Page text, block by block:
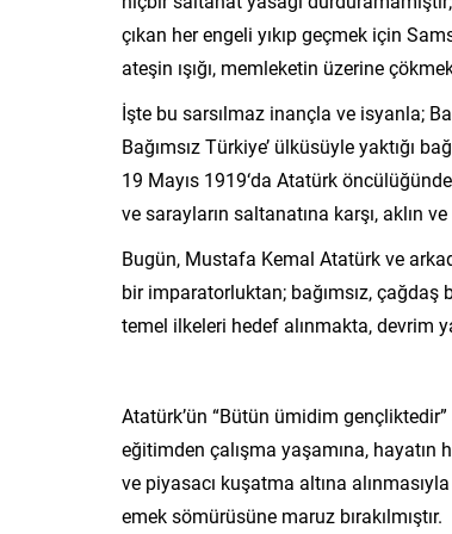
çıkan her engeli yıkıp geçmek için
ateşin ışığı, memleketin üzerine
İşte bu sarsılmaz inançla ve isyanla;
Bağımsız Türkiye’ ülküsüyle yaktığı
19 Mayıs 1919‘da Atatürk
ve sarayların saltanatına karşı, aklın
Bugün, Mustafa Kemal Atatürk ve
bir imparatorluktan; bağımsız, çağdaş
temel ilkeleri hedef alınmakta, devrim
Atatürk’ün “Bütün ümidim
eğitimden çalışma yaşamına, hayatın
ve piyasacı kuşatma altına
emek sömürüsüne maruz bırakılmıştır.